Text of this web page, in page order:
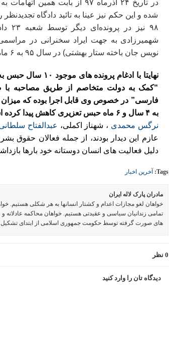
در تاریخ ۲۴ آذرماه ۹۷ از
شده و این حکم نیز عینا به تائید دادگاه
۹۸
شهمیرزادی به جهت ایراد سخنرانی در
نویس جان باخته ستار بهشتی) در سال ۹۵ به ۶ ماه حبس تعزیری
نهایتا با ادغام
“کمک به دولت متخاصم از طریق مصاحبه با
فارسی” در خصوص وی قابل اجرا بوده که
به ۴ سال و ۶ ماه حبس تعزیری کاهش پیدا کرده است.
نرگس محمدی ، شهناز اکملی، عبدالفتاح
عازم این دیدار بودند، از جمله فعالان
دلیل فعالیت های انسان دوستانه خود بارها
Tags: آخرین اخبار
مادران پارک لاله ایران
خواهان لغو مجازات اعدام و کشتار انسانها به هر شکلی هستیم.
تمامی زندانیان سیاسی و عقیدتی هستیم. خواهان محاکمه عادلانه
های صورت گرفته توسط حکومت جمهوری اسلامی از ابتدای
0 نظر
دیدگاه تان را وارد کنید